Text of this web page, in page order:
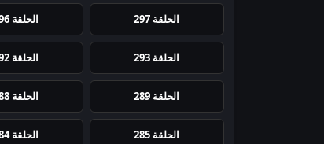
الحلقة 297 الحلقة 296
الحلقة 293 الحلقة 292
الحلقة 289 الحلقة 288
الحلقة 285 الحلقة 284